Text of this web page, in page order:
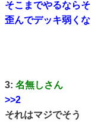
そこまでやるなら
歪んでデッキ弱く
3: 名無しさん
>>2
それはマジでそう